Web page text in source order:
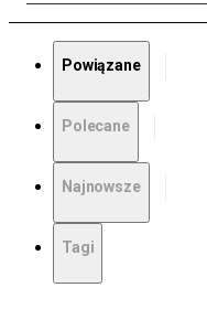
Powiązane
Polecane
Najnowsze
Tagi